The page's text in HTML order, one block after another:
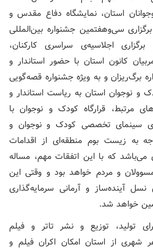
استان، نمایشگاه دفاع مقدس و
سی‌وهفتمین جشنواره بین‌المللی
اجلاسیه‌ی سراسری کارکنان،
کانون استان با حضور استاندار و
برگ‌ریزان و به ویژه جشنواره قصه‌گویی
نوجوان استان به ریاست استاندار و
مرتبط، قرارگاه کودک و نوجوان با
سینمای تخصصی کودک و نوجوان و
به زیست بوم منطقه‌ای از اقدامات
که با این اتفقات مهم، مساله
و مردم خواهد بود و وقتی این
آینده‌ساز و آرمانی سرمایه‌گذاری
خواهد شد.
تولید، توزیع و نشر تاتر و فیلم
شهری از استان امکان اکران فیلم و